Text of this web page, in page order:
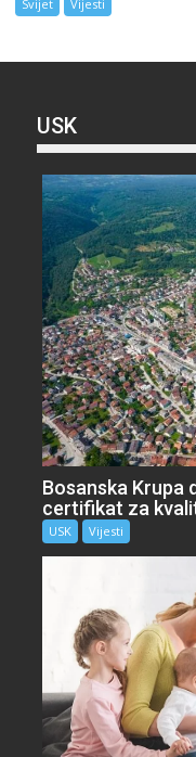
Svijet Vijesti
USK
Bosanska Krupa
certifikat za
USK Vijesti